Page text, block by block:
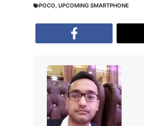
POCO, UPCOMING SMARTPHONE